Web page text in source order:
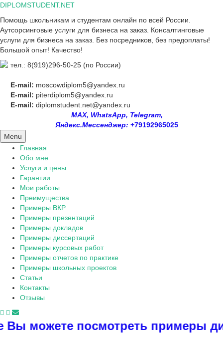
Skip
content
DIPLOMSTUDENT.NET
Помощь школьникам и студентам онлайн по всей России.
Аутсорсинговые услуги для бизнеса на заказ. Консалтинговые
услуги для бизнеса на заказ. Без посредников, без предоплаты!
Большой опыт! Качество!
тел.: 8(919)296-50-25 (по России)
E-mail: moscowdiplom5@yandex.ru
E-mail: piterdiplom5@yandex.ru
E-mail: diplomstudent.net@yandex.ru
MAX, WhatsApp, Telegram,
Яндекс.Мессенджер: +79192965025
Menu
Главная
Обо мне
Услуги и цены
Гарантии
Мои работы
Преимущества
Примеры ВКР
Примеры презентаций
Примеры докладов
Примеры диссертаций
Примеры курсовых работ
Примеры отчетов по практике
Примеры школьных проектов
Статьи
Контакты
Отзывы
примеры диссертаций,